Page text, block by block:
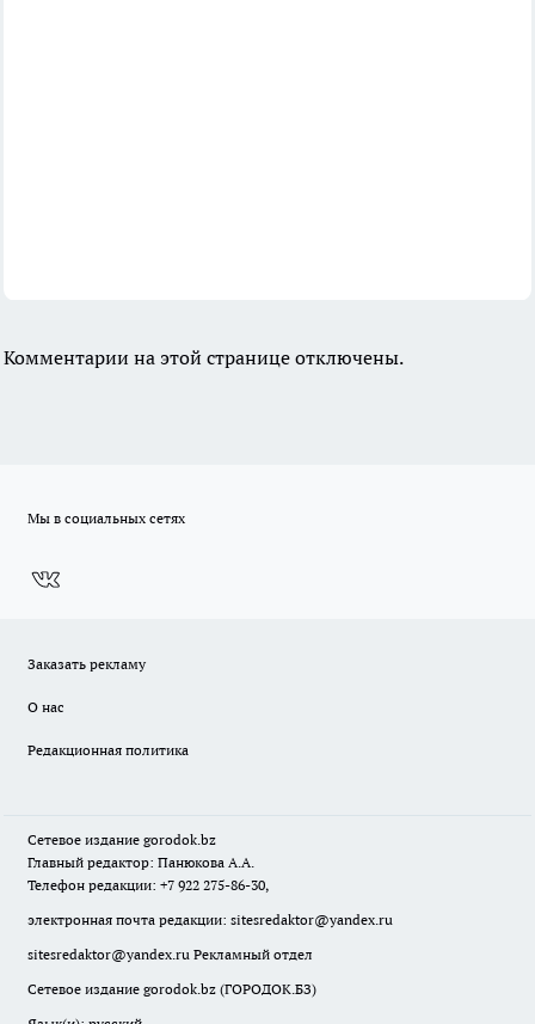
Комментарии на этой странице отключены.
Мы в социальных сетях
Заказать рекламу
О нас
Редакционная политика
Сетевое издание gorodok.bz
Главный редактор: Панюкова А.А.
Телефон редакции: +7 922 275-86-30,
электронная почта редакции: sitesredaktor@yandex.ru
sitesredaktor@yandex.ru Рекламный отдел
Сетевое издание gorodok.bz (ГОРОДОК.БЗ)